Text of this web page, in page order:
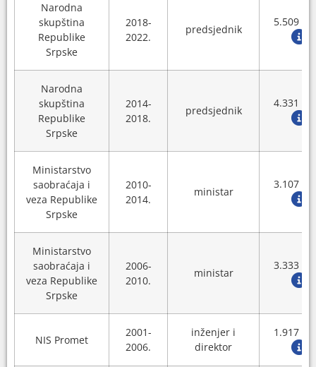
Narodna
skupština
Republike
Srpske
2018-
2022.
predsjednik
5.509
Narodna
skupština
Republike
Srpske
2014-
2018.
predsjednik
4.331
Ministarstvo
saobraćaja i
veza Republike
Srpske
2010-
2014.
ministar
3.107
Ministarstvo
saobraćaja i
veza Republike
Srpske
2006-
2010.
ministar
3.333
NIS Promet
2001-
2006.
inženjer i
direktor
1.917